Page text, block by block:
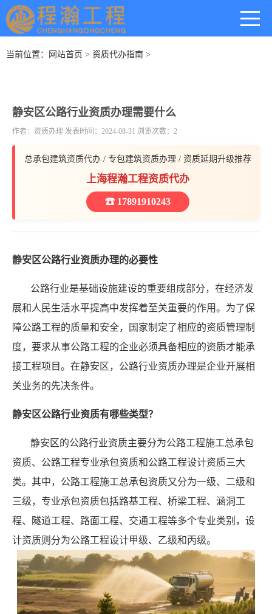
当前位置： 网站首页 > 资质代办指南 >
静安区公路行业资质办理需要什么
作者：资质办理 发表时间：2024-08-31 浏览次数：2
总承包建筑资质代办 / 专包建筑资质办理 / 资质延期升级推荐
上海程瀚工程资质代办
☎ 17891910243
静安区公路行业资质办理的必要性
公路行业是基础设施建设的重要组成部分，在经济发
展和人民生活水平提高中发挥着至关重要的作用。为了保
障公路工程的质量和安全，国家制定了相应的资质管理制
度，要求从事公路工程的企业必须具备相应的资质才能承
接工程项目。在静安区，公路行业资质办理是企业开展相
关业务的先决条件。
静安区公路行业资质有哪些类型？
静安区的公路行业资质主要分为公路工程施工总承包
资质、公路工程专业承包资质和公路工程设计资质三大
类。其中，公路工程施工总承包资质又分为一级、二级和
三级，专业承包资质包括路基工程、桥梁工程、涵洞工
程、隧道工程、路面工程、交通工程等多个专业类别，设
计资质则分为公路工程设计甲级、乙级和丙级。